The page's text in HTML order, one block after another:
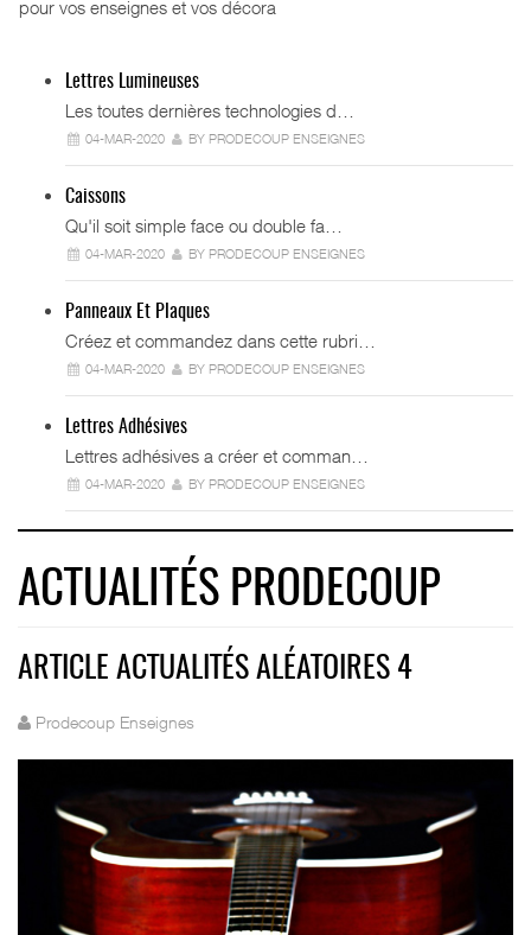
pour vos enseignes et vos décora
Lettres Lumineuses
Les toutes dernières technologies d…
04-MAR-2020 BY PRODECOUP ENSEIGNES
Caissons
Qu'il soit simple face ou double fa…
04-MAR-2020 BY PRODECOUP ENSEIGNES
Panneaux Et Plaques
Créez et commandez dans cette rubri…
04-MAR-2020 BY PRODECOUP ENSEIGNES
Lettres Adhésives
Lettres adhésives a créer et comman…
04-MAR-2020 BY PRODECOUP ENSEIGNES
ACTUALITÉS PRODECOUP
ARTICLE ACTUALITÉS ALÉATOIRES 4
Prodecoup Enseignes